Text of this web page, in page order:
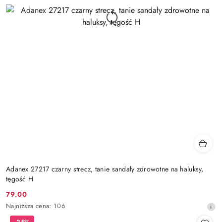
Adanex 27217 czarny strecz, tanie sandały zdrowotne na haluksy,
tęgość H
Cena
promocyjna:
79.00
Najniższa
cena
Najniższa cena: 106